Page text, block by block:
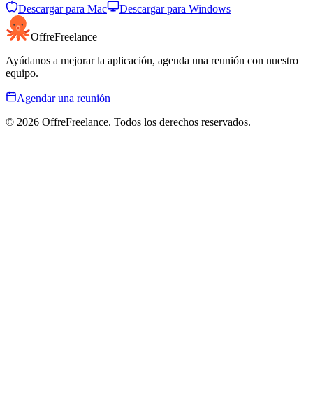
Descargar para Mac Descargar para Windows
OffreFreelance
Ayúdanos a mejorar la aplicación, agenda una reunión con nuestro
equipo.
Agendar una reunión
© 2026 OffreFreelance. Todos los derechos reservados.